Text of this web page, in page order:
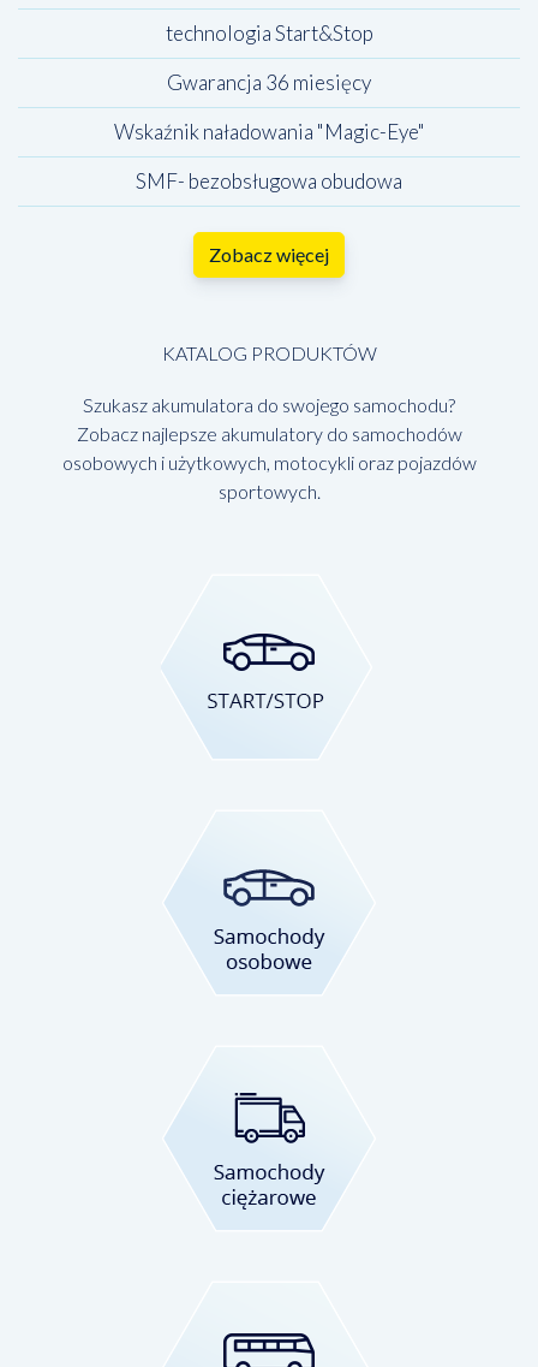
technologia Start&Stop
Gwarancja 36 miesięcy
Wskaźnik naładowania "Magic-Eye"
SMF- bezobsługowa obudowa
Zobacz więcej
KATALOG PRODUKTÓW
Szukasz akumulatora do swojego samochodu?
Zobacz najlepsze akumulatory do samochodów
osobowych i użytkowych, motocykli oraz pojazdów
sportowych.